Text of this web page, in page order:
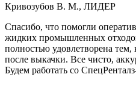
Кривозубов В. М., ЛИДЕР
Спасибо, что помогли
жидких промышленных
полностью удовлетворена тем,
после выкачки. Все чисто,
Будем работать со